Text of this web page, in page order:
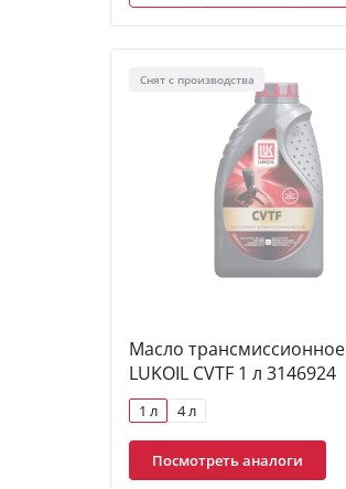
Снят с производства
Масло трансмиссионное
LUKOIL CVTF 1 л 3146924
1 л 4 л
Посмотреть аналоги